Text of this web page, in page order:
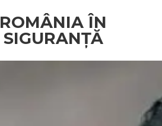
ROMÂNIA ÎN
SIGURANȚĂ